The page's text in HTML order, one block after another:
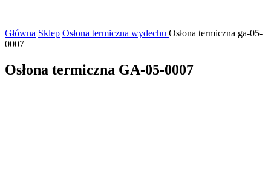
Główna Sklep Osłona termiczna wydechu Osłona termiczna ga-05-
0007
Osłona termiczna GA-05-0007